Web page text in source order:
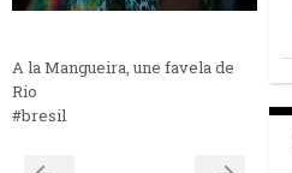
A la Mangueira, une favela de
Rio
#bresil